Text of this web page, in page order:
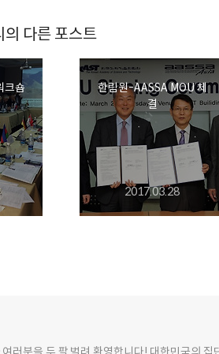
다른 포스트
크숍
한림원-AASSA MOU 체
결
2017.03.28